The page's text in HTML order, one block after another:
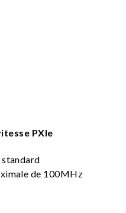
PXIe
standard
de 100MHz